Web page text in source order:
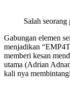
Salah
Gabungan elemen
menjadikan
memberi kesan
utama (Adrian
kali nya